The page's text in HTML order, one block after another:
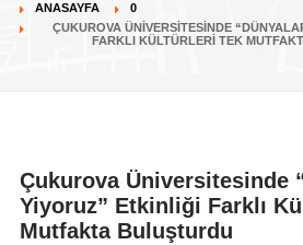
ANASAYFA
0
ÇUKUROVA ÜNIVERSITESINDE
FARKLI KÜLTÜRLERI TEK
Çukurova Üniversitesinde
Yiyoruz” Etkinliği Farklı
Mutfakta Buluşturdu